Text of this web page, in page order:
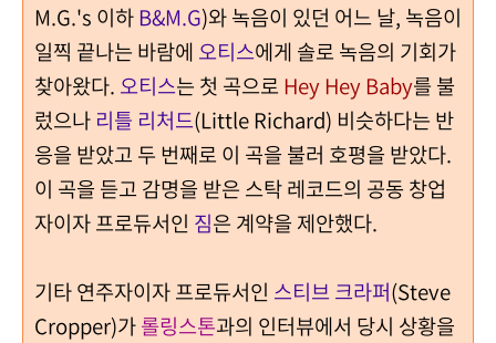
M.G.'s 이하B&M.G)와 녹음이 있던 어느 날, 녹음이
일찍 끝나는 바람에 오티스에게 솔로 녹음의 기회가
찾아왔다. 오티스는 첫 곡으로Hey Hey Baby를 불
렀으나 리틀 리처드(Little Richard) 비슷하다는 반
응을 받았고 두 번째로 이 곡을 불러 호평을 받았다.
이 곡을 듣고 감명을 받은 스탁 레코드의 공동 창업
자이자 프로듀서인 짐은 계약을 제안했다.
기타 연주자이자 프로듀서인 스티브 크라퍼(Steve
Cropper)가롤링스톤과의 인터뷰에서 당시 상황을